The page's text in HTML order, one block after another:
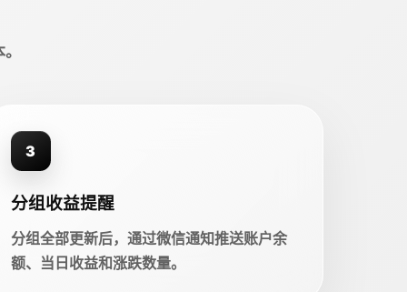
3
分组收益提醒
分组全部更新后，通过微信通知推送账户余
额、当日收益和涨跌数量。